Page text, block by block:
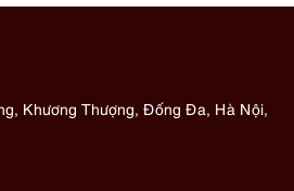
Khương Thượng, Đống Đa, Hà Nội,